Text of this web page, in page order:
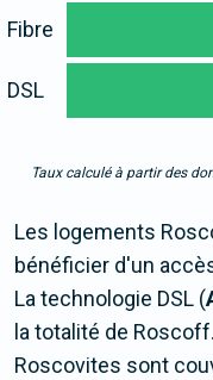
Fibre
DSL
Taux calculé à partir des
Les logements
bénéficier d'un
La technologie DSL (
la totalité de
Roscovites sont